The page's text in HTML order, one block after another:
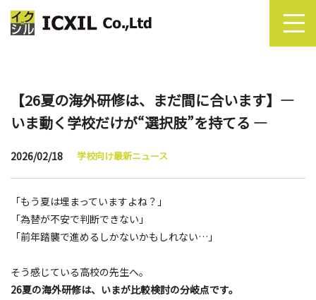
【26夏の海外研修は、まだ間に合います】―
いま動く学校だけが“選択肢”を持てる ―
2026/02/18 学校向け最新ニュース
「もう夏は埋まっていますよね？」
「為替が不安で判断できない」
「前年踏襲で進めるしかないかもしれない…」
そう感じている高校の先生へ。
26夏の海外研修は、いまが比較検討の分岐点です。